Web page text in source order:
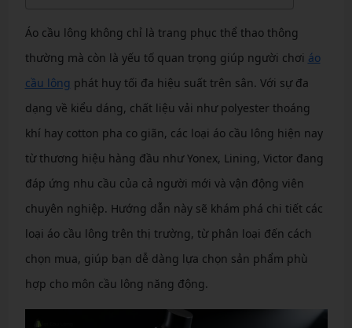
Áo cầu lông không chỉ là trang phục thể thao thông
thường mà còn là yếu tố quan trọng giúp người chơi áo
cầu lông phát huy tối đa hiệu suất trên sân. Với sự đa
dạng về kiểu dáng, chất liệu vải như polyester thoáng
khí hay cotton pha co giãn, các loại áo cầu lông hiện nay
từ thương hiệu hàng đầu như Yonex, Lining, Victor đang
đáp ứng nhu cầu của cả người mới và vận động viên
chuyên nghiệp. Hướng dẫn này sẽ khám phá chi tiết các
loại áo cầu lông trên thị trường, từ phân loại đến cách
chọn mua, giúp bạn dễ dàng lựa chọn sản phẩm phù
hợp cho môn cầu lông năng động.